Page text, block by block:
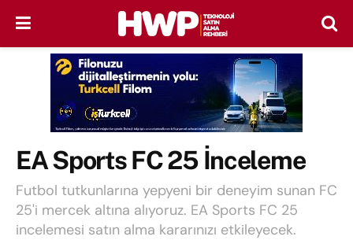
EA Sports FC 25 İnceleme
Futbol tutkunlarına yepyeni bir deneyim sunan FC
25'i mercek altına alıyoruz. EA Sports FC 25
incelemesi satın alma kararınızı etkileyecek.